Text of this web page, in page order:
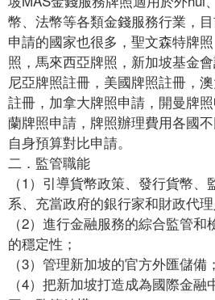
幣、法幣等各類金錢服務行業，
申請的國家也很多，聖文森特牌
照，馬來西亞牌照，新加坡基金
尼亞牌照註冊，美國牌照註冊，
註冊，加拿大牌照申請，開曼牌
蘭牌照申請，牌照辦理費用各國
自身預算對比申請。
二．監管職能
（1）引導貨幣政策、發行貨幣、
系、充當政府的銀行家和財政代理
（2）進行金融服務的綜合監管和
的穩定性；
（3）管理新加坡的官方外匯儲備；
（4）把新加坡打造成為國際金融